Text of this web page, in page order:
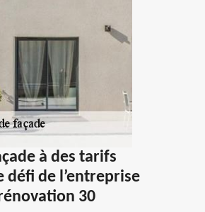
à des tarifs
de l’entreprise
30